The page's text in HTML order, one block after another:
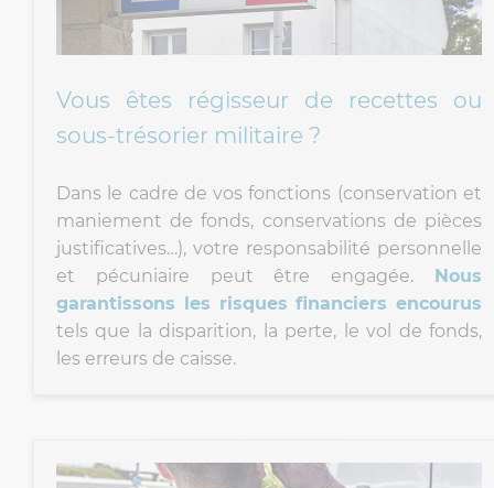
Vous êtes régisseur de recettes ou
sous-trésorier militaire ?
Dans le cadre de vos fonctions (conservation et
maniement de fonds, conservations de pièces
justificatives…), votre responsabilité personnelle
et pécuniaire peut être engagée. Nous
garantissons les risques financiers encourus
tels que la disparition, la perte, le vol de fonds,
les erreurs de caisse.